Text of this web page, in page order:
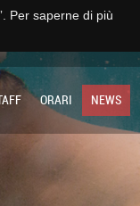
ORARI NEWS
Per saperne di più